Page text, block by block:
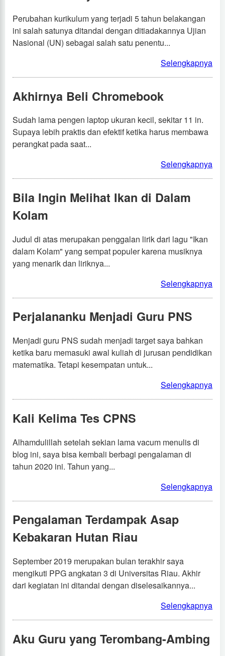
Perubahan kurikulum yang terjadi 5 tahun belakangan
ini salah satunya ditandai dengan ditiadakannya Ujian
Nasional (UN) sebagai salah satu penentu...
Selengkapnya
Akhirnya Beli Chromebook
Sudah lama pengen laptop ukuran kecil, sekitar 11 in.
Supaya lebih praktis dan efektif ketika harus membawa
perangkat pada saat...
Selengkapnya
Bila Ingin Melihat Ikan di Dalam
Kolam
Judul di atas merupakan penggalan lirik dari lagu "Ikan
dalam Kolam" yang sempat populer karena musiknya
yang menarik dan liriknya...
Selengkapnya
Perjalananku Menjadi Guru PNS
Menjadi guru PNS sudah menjadi target saya bahkan
ketika baru memasuki awal kuliah di jurusan pendidikan
matematika. Tetapi kesempatan untuk...
Selengkapnya
Kali Kelima Tes CPNS
Alhamdulillah setelah sekian lama vacum menulis di
blog ini, saya bisa kembali berbagi pengalaman di
tahun 2020 ini. Tahun yang...
Selengkapnya
Pengalaman Terdampak Asap
Kebakaran Hutan Riau
September 2019 merupakan bulan terakhir saya
mengikuti PPG angkatan 3 di Universitas Riau. Akhir
dari kegiatan ini ditandai dengan diselesaikannya...
Selengkapnya
Aku Guru yang Terombang-Ambing